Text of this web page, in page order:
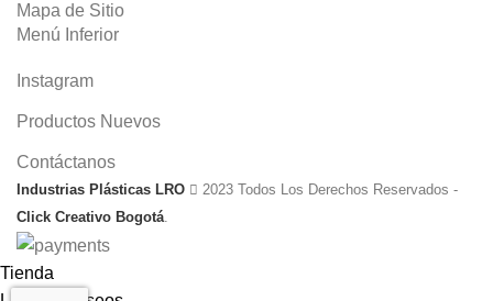
Mapa de Sitio
Menú Inferior
Instagram
Productos Nuevos
Contáctanos
Industrias Plásticas LRO
2023 Todos Los Derechos Reservados -
Click Creativo Bogotá.
Tienda